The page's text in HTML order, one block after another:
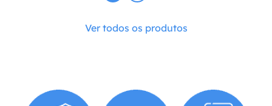
Ver todos os produtos